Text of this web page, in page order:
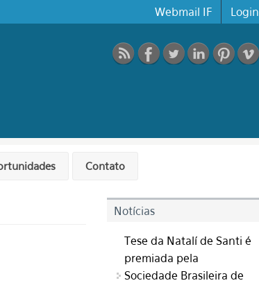
Webmail IF Login
Contato
Notícias
Tese da Natalí de Santi é
premiada pela
Sociedade Brasileira de